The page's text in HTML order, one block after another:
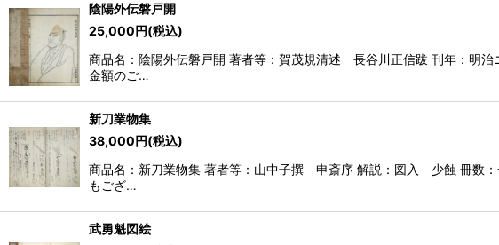
陰陽外伝磐戸開
25,000円(税込)
商品名：陰陽外伝磐戸開 著者等：賀茂規清述 長谷川正信跋 刊年：
金額のご…
新刀業物集
38,000円(税込)
商品名：新刀業物集 著者等：山中子撰 申斎序 解説：図入 少蝕 冊数
もござ…
武勇魁図絵